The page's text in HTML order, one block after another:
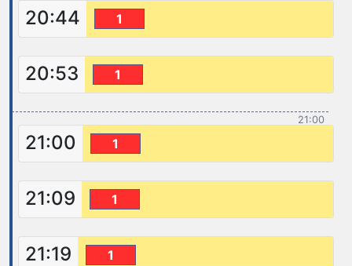
20:44 1
20:53 1
21:00
21:00 1
21:09 1
21:19 1